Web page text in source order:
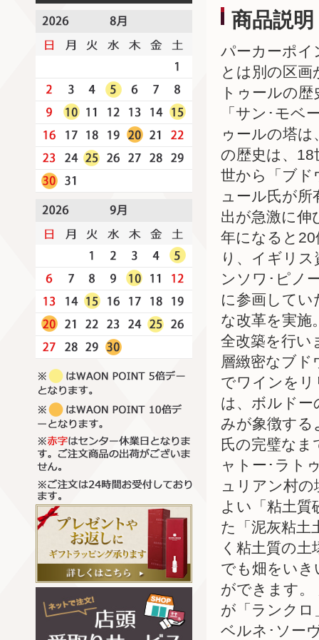
商品説明
パーカーポイ
とは別の区
トゥールの
「サン･モベ
ゥールの塔
の歴史は、
世から「ブド
ュール氏が
出が急激に伸
年になると
り、イギリ
ンソワ･ピノ
に参画して
な改革を実施
全改築を行い
層緻密なブ
でワインをリ
は、ボルドー
みが象徴す
氏の完璧なま
ャトー･ラト
ュリアン村
よい「粘土質
た「泥灰粘土
く粘土質の
でも畑をいき
ができます。
が「ランクロ
ベルネ･ソー